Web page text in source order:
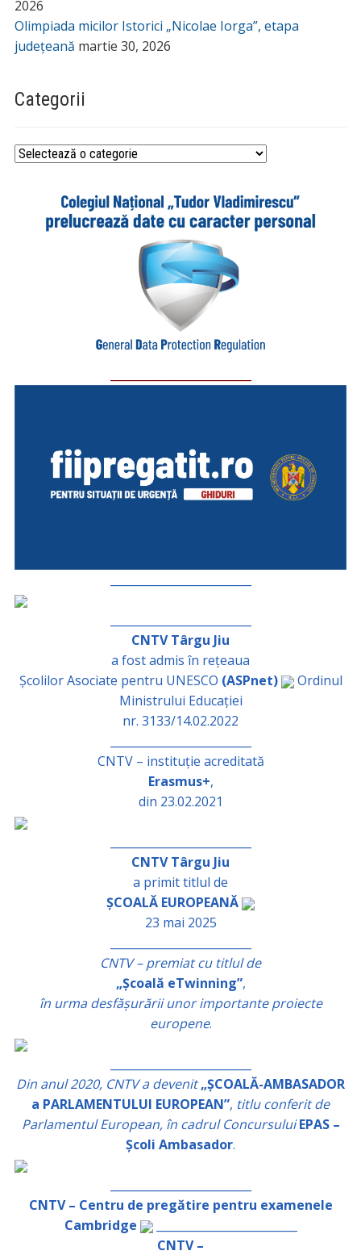
2026
Olimpiada micilor Istorici „Nicolae Iorga”, etapa
județeană martie 30, 2026
Categorii
Categorii
CNTV Târgu Jiu
a fost admis în rețeaua
Școlilor Asociate pentru UNESCO (ASPnet)
Ordinul
Ministrului Educației
nr. 3133/14.02.2022
CNTV – instituție acreditată
Erasmus+,
din 23.02.2021
CNTV Târgu Jiu
a primit titlul de
ȘCOALĂ EUROPEANĂ
23 mai 2025
CNTV – premiat cu titlul de
„Școală eTwinning”,
în urma desfășurării unor importante proiecte
europene.
Din anul 2020, CNTV a devenit „ȘCOALĂ-AMBASADOR
a PARLAMENTULUI EUROPEAN”, titlu conferit de
Parlamentul European, în cadrul Concursului EPAS –
Școli Ambasador.
CNTV – Centru de pregătire pentru examenele
Cambridge
_________________________
CNTV –